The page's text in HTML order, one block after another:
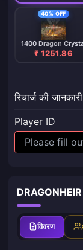
40% OFF
1400 Dragon
₹ 1251.86
रिचार्ज की जानकारी
Player ID
DRAGONHEIR
विवरण